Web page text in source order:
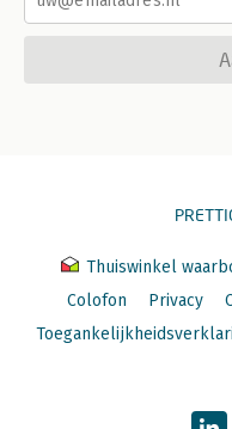
Thuiswinkel
Colofon
Privacy